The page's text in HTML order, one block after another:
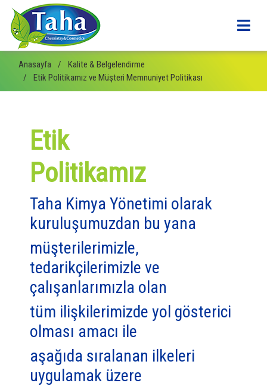
Anasayfa
Kalite & Belgelendirme
Etik Politikamız ve Müşteri Memnuniyet Politikası
Etik
Politikamız
Taha Kimya Yönetimi olarak
kuruluşumuzdan bu yana
müşterilerimizle,
tedarikçilerimizle ve
çalışanlarımızla olan
tüm ilişkilerimizde yol gösterici
olması amacı ile
aşağıda sıralanan ilkeleri
uygulamak üzere